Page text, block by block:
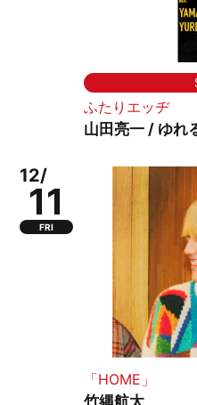
ふたりエッヂ
山田亮一 / ゆれ
12/
11
FRI
「HOME」